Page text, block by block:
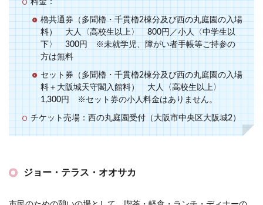
料金：
櫓共通券（多聞櫓・千貫櫓2棟分及び西の丸庭園の入場
料） 大人〈高校生以上〉 800円／小人〈中学生以
下〉 300円 ※未就学児、障がい者手帳等ご持参の
方は無料
セット券（多聞櫓・千貫櫓2棟分及び西の丸庭園の入場
料＋大阪城天守閣入館料） 大人〈高校生以上〉
1,300円 ※セット券の小人料金はありません。
チケット売場：西の丸庭園受付（大阪市中央区大阪城2）
ジョー・テラス・オオサカ